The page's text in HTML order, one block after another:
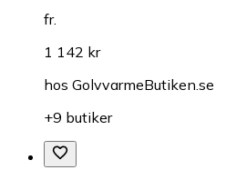
fr.
1 142 kr
hos GolvvarmeButiken.se
+9 butiker